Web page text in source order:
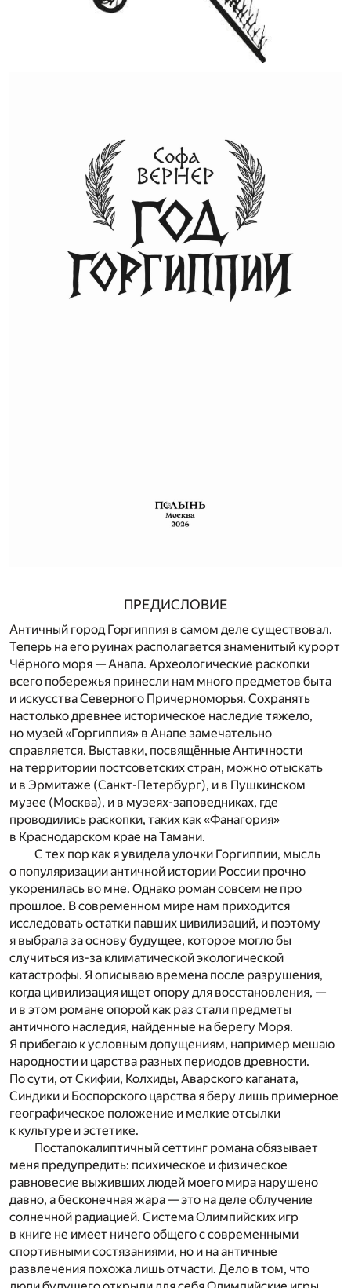
ПРЕДИСЛОВИЕ
Античный город Горгиппия в самом деле существовал.
Теперь на его руинах располагается знаменитый курорт
Чёрного моря — Анапа. Археологические раскопки
всего побережья принесли нам много предметов быта
и искусства Северного Причерноморья. Сохранять
настолько древнее историческое наследие тяжело,
но музей «Горгиппия» в Анапе замечательно
справляется. Выставки, посвящённые Античности
на территории постсоветских стран, можно отыскать
и в Эрмитаже (Санкт-Петербург), и в Пушкинском
музее (Москва), и в музеях-заповедниках, где
проводились раскопки, таких как «Фанагория»
в Краснодарском крае на Тамани.
С тех пор как я увидела улочки Горгиппии, мысль
о популяризации античной истории России прочно
укоренилась во мне. Однако роман совсем не про
прошлое. В современном мире нам приходится
исследовать остатки павших цивилизаций, и поэтому
я выбрала за основу будущее, которое могло бы
случиться из-за климатической экологической
катастрофы. Я описываю времена после разрушения,
когда цивилизация ищет опору для восстановления, —
и в этом романе опорой как раз стали предметы
античного наследия, найденные на берегу Моря.
Я прибегаю к условным допущениям, например мешаю
народности и царства разных периодов древности.
По сути, от Скифии, Колхиды, Аварского каганата,
Синдики и Боспорского царства я беру лишь примерное
географическое положение и мелкие отсылки
к культуре и эстетике.
Постапокалиптичный сеттинг романа обязывает
меня предупредить: психическое и физическое
равновесие выживших людей моего мира нарушено
давно, а бесконечная жара — это на деле облучение
солнечной радиацией. Система Олимпийских игр
в книге не имеет ничего общего с современными
спортивными состязаниями, но и на античные
развлечения похожа лишь отчасти. Дело в том, что